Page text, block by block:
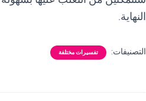
النهاية.
التصنيفات: تفسيرات مختلفة